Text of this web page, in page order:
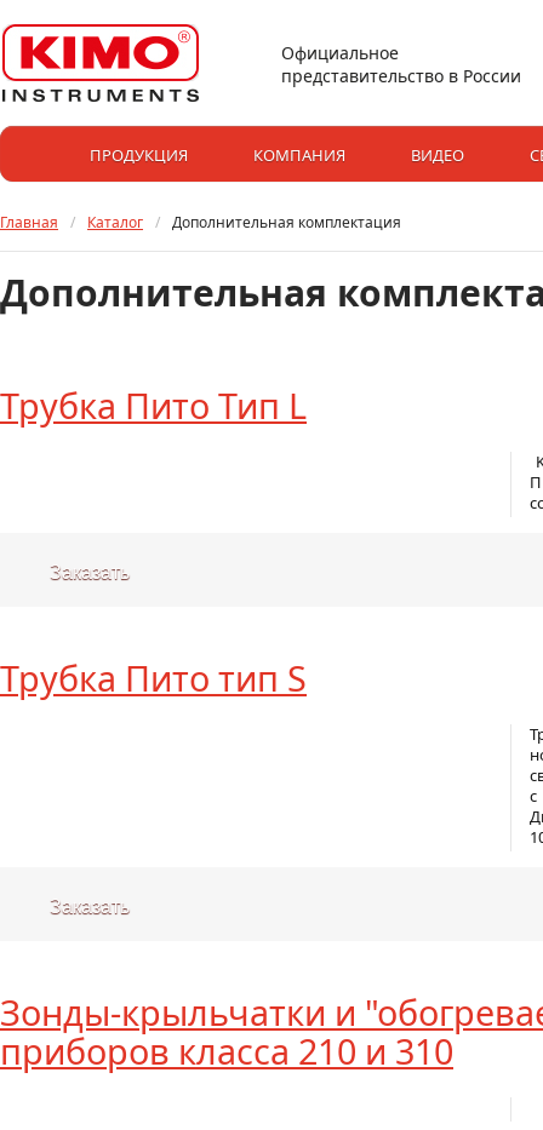
ПРОДУКЦИЯ КОМПАНИЯ ВИДЕО
Официальное
представительство в России
Главная / Каталог / Дополнительная комплектация
Дополнительная
Трубка Пито Тип L
Заказать
Трубка Пито тип S
Заказать
Зонды-крыльчатки и
приборов класса 210 и 310